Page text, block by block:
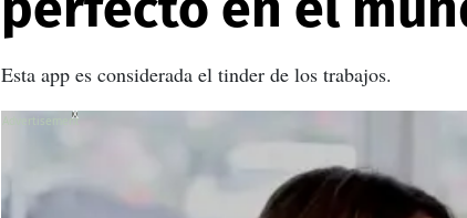
Esta app es considerada el tinder de los trabajos.
X